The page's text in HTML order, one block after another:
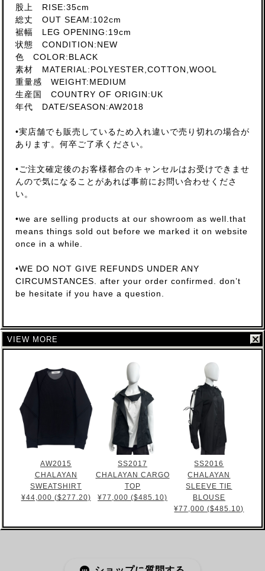
股上 RISE:35cm
総丈 OUT SEAM:102cm
裾幅 LEG OPENING:19cm
状態 CONDITION:NEW
色 COLOR:BLACK
素材 MATERIAL:POLYESTER,COTTON,WOOL
重量感 WEIGHT:MEDIUM
生産国 COUNTRY OF ORIGIN:UK
年代 DATE/SEASON:AW2018
•実店舗でも販売しているため入れ違いで売り切れの場合が
あります。何卒ご了承ください。
•ご注文確定後のお客様都合のキャンセルはお受けできませ
んので気になることがあれば事前にお問い合わせくださ
い。
•we are selling products at our showroom as well.that
means things sold out before we marked it on website
once in a while.
•WE DO NOT GIVE REFUNDS UNDER ANY
CIRCUMSTANCES. after your order confirmed. don’t
be hesitate if you have a question.
VIEW MORE
AW2015
CHALAYAN
SWEATSHIRT
¥44,000 ($277.20)
SS2017
CHALAYAN CARGO
TOP
¥77,000 ($485.10)
SS2016
CHALAYAN
SLEEVE TIE
BLOUSE
¥77,000 ($485.10)